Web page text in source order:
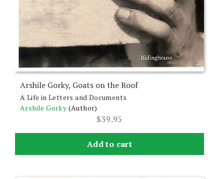
Arshile Gorky, Goats on the Roof
A Life in Letters and Documents
Arshile Gorky (Author)
$39.95
Add to cart